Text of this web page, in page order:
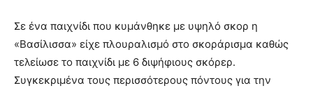
Σε ένα παιχνίδι που κυμάνθηκε με υψηλό σκορ η
«Βασίλισσα» είχε πλουραλισμό στο σκοράρισμα καθώς
τελείωσε το παιχνίδι με 6 διψήφιους σκόρερ.
Συγκεκριμένα τους περισσότερους πόντους για την